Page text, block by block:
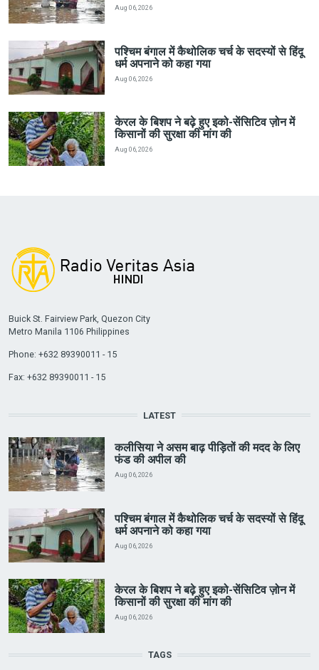
Aug 06, 2026
पश्चिम बंगाल में कैथोलिक चर्च के सदस्यों से हिंदू
धर्म अपनाने को कहा गया
Aug 06, 2026
केरल के बिशप ने बढ़े हुए इको-सेंसिटिव ज़ोन में
किसानों की सुरक्षा की मांग की
Aug 06, 2026
Buick St. Fairview Park, Quezon City
Metro Manila 1106 Philippines
Phone: +632 89390011 - 15
Fax: +632 89390011 - 15
LATEST
कलीसिया ने असम बाढ़ पीड़ितों की मदद के लिए
फंड की अपील की
Aug 06, 2026
पश्चिम बंगाल में कैथोलिक चर्च के सदस्यों से हिंदू
धर्म अपनाने को कहा गया
Aug 06, 2026
केरल के बिशप ने बढ़े हुए इको-सेंसिटिव ज़ोन में
किसानों की सुरक्षा की मांग की
Aug 06, 2026
TAGS